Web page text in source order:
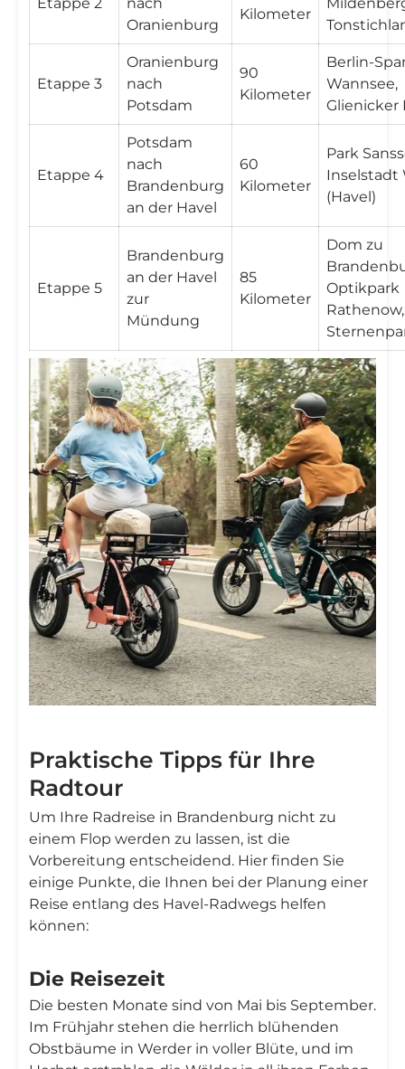
Oranienburg
Kilometer
Etappe 3
Oranienburg
nach
Potsdam
90
Kilometer
Berlin-
Wannsee,
Glienicker
Etappe 4
Potsdam
nach
Brandenburg
an der Havel
60
Kilometer
Park
Inselstadt
(Havel)
Etappe 5
Brandenburg
an der Havel
zur
Mündung
85
Kilometer
Dom zu
Optikpark
Rathenow,
Praktische Tipps für Ihre
Radtour
Um Ihre Radreise in Brandenburg nicht zu
einem Flop werden zu lassen, ist die
Vorbereitung entscheidend. Hier finden Sie
einige Punkte, die Ihnen bei der Planung einer
Reise entlang des Havel-Radwegs helfen
können:
Die Reisezeit
Die besten Monate sind von Mai bis September.
Im Frühjahr stehen die herrlich blühenden
Obstbäume in Werder in voller Blüte, und im